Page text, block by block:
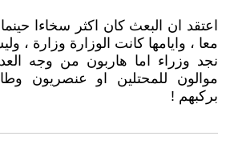
اعتقد ان البعث كان اكثر سخاءا
معا ، وايامها كانت الوزارة وزارة ،
نجد وزراء اما هاربون من وجه
موالون للمحتلين او عنصريون
بركبهم !